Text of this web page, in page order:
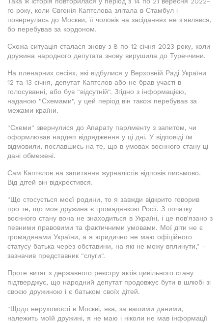
го року, коли Євгенія Каптєлова злітала в Стамбул і
повернулась до Москви, її чоловік на засіданнях не з'являвся,
бо перебував за кордоном.
Схожа ситуація сталася знову з 8 по 12 січня 2023 року, коли
дружина народного депутата знову вирушила до Туреччини.
На пленарних сесіях, які відбулися у Верховній Раді України
12 та 13 січня, депутат Каптєлов або не брав участі в
голосуванні, або був "відсутній". Згідно з інформацією,
наданою "Схемами", у цей період він також перебував за
межами країни.
"Схеми" звернулися до Апарату парлменту з запитом, чи
оформлював нардеп відрядження у ці дні. У відповіді їм
відмовили, пославшись на те, що в умовах воєнного стану ці
дані обмежені.
Сам Каптєлов на запитання журналістів відповів письмово.
Від дітей він відхрестився.
"Що стосується моєї родини, то я завжди відкрито говорив
про те, що моя дружина є громадянкою Росії. З початку
воєнного стану вона не знаходиться в Україні, і це пов'язано з
певними правовими та фактичними умовами. Мої діти не є
громадянами України, а я юридично не маю офіційного
статусу батька через обставини, на які не можу вплинути," -
зазначив представник "слуги".
Проте витяг з державного реєстру актів цивільного стану
підтверджує, що народний депутат продовжує бути в шлюбі зі
своєю дружиною і є батьком своїх дітей.
"Щодо нерухомості в Москві, яка, за вашими даними,
належить моїй дружині, я не маю і ніколи не мав інформації